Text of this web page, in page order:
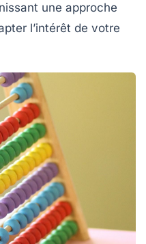
une approche
l’intérêt de votre